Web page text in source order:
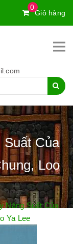
0
Giỏ hàng
Của
Loo
Năng Suất Của
Ya Lee